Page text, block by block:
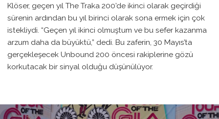
Klöser, geçen yıl The Traka 200’de ikinci olarak geçirdiği
sürenin ardından bu yıl birinci olarak sona ermek için çok
istekliydi. “Geçen yıl ikinci olmuştum ve bu sefer kazanma
arzum daha da büyüktü,” dedi. Bu zaferin, 30 Mayıs’ta
gerçekleşecek Unbound 200 öncesi rakiplerine gözü
korkutacak bir sinyal olduğu düşünülüyor.